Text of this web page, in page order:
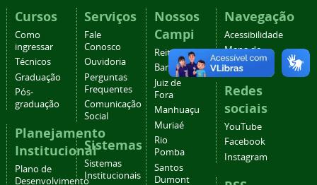
Cursos
Como
ingressar
Técnicos
Graduação
Pós-
graduação
Planejamento
Institucional
Plano de
Desenvolvimento
Serviços
Fale
Conosco
Ouvidoria
Perguntas
Frequentes
Comunicação
Social
Sistemas
Sistemas
Institucionais
Nossos
Campi
Reitoria
Barbacena
Juiz de
Fora
Manhuaçu
Muriaé
Rio
Pomba
Santos
Dumont
Navegação
Acessibilidade
Mapa do
site
Redes
sociais
YouTube
Facebook
Instagram